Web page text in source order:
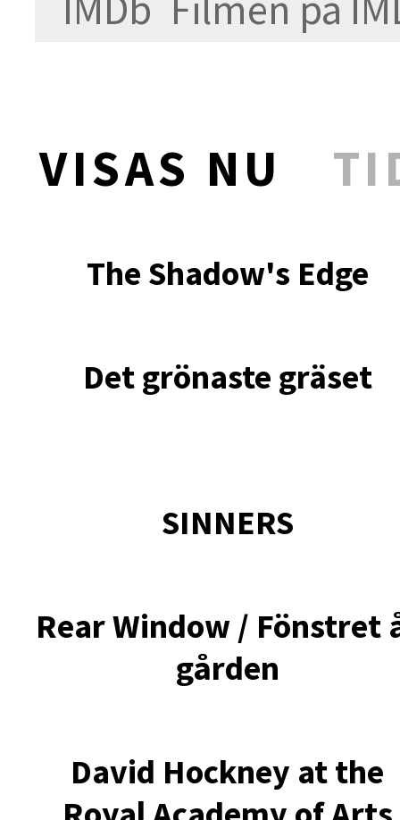
VISAS NU
The Shadow's Edge
Det grönaste gräset
SINNERS
Rear Window / Fönstret
gården
David Hockney at the